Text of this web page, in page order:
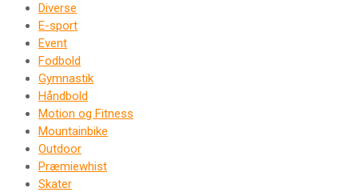
Diverse
E-sport
Event
Fodbold
Gymnastik
Håndbold
Motion og Fitness
Mountainbike
Outdoor
Præmiewhist
Skater